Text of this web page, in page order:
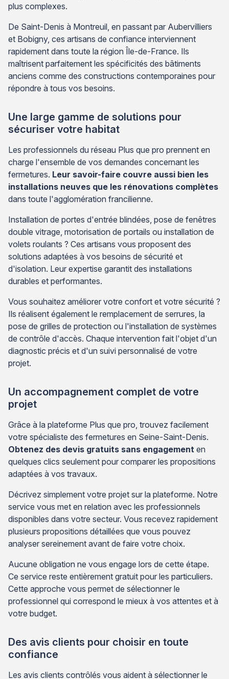
plus complexes.
De Saint-Denis à Montreuil, en passant par Aubervilliers
et Bobigny, ces artisans de confiance interviennent
rapidement dans toute la région Île-de-France. Ils
maîtrisent parfaitement les spécificités des bâtiments
anciens comme des constructions contemporaines pour
répondre à tous vos besoins.
Une large gamme de solutions pour
sécuriser votre habitat
Les professionnels du réseau Plus que pro prennent en
charge l'ensemble de vos demandes concernant les
fermetures. Leur savoir-faire couvre aussi bien les
installations neuves que les rénovations complètes
dans toute l'agglomération francilienne.
Installation de portes d'entrée blindées, pose de fenêtres
double vitrage, motorisation de portails ou installation de
volets roulants ? Ces artisans vous proposent des
solutions adaptées à vos besoins de sécurité et
d'isolation. Leur expertise garantit des installations
durables et performantes.
Vous souhaitez améliorer votre confort et votre sécurité ?
Ils réalisent également le remplacement de serrures, la
pose de grilles de protection ou l'installation de systèmes
de contrôle d'accès. Chaque intervention fait l'objet d'un
diagnostic précis et d'un suivi personnalisé de votre
projet.
Un accompagnement complet de votre
projet
Grâce à la plateforme Plus que pro, trouvez facilement
votre spécialiste des fermetures en Seine-Saint-Denis.
Obtenez des devis gratuits sans engagement en
quelques clics seulement pour comparer les propositions
adaptées à vos travaux.
Décrivez simplement votre projet sur la plateforme. Notre
service vous met en relation avec les professionnels
disponibles dans votre secteur. Vous recevez rapidement
plusieurs propositions détaillées que vous pouvez
analyser sereinement avant de faire votre choix.
Aucune obligation ne vous engage lors de cette étape.
Ce service reste entièrement gratuit pour les particuliers.
Cette approche vous permet de sélectionner le
professionnel qui correspond le mieux à vos attentes et à
votre budget.
Des avis clients pour choisir en toute
confiance
Les avis clients contrôlés vous aident à sélectionner le